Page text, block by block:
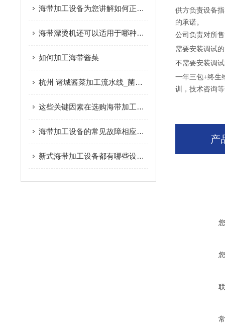
海带加工设备为您讲解如何正确清洗海带
海带漂烫机还可以适用于哪种果蔬的加工使用
如何加工海带酱菜
杭州 诸城酱菜加工流水线_菌菇/海带加工设备|概述
这些关键因素在选购海带加工设备时要多加注意
海带加工设备的常见故障相应解决方法分享
新式海带加工设备都有哪些设备组成？
供方负责设备
的承诺。
公司负责对所
需要安装调试
不需要安装调
一年三包+终生
训，技术咨询
产